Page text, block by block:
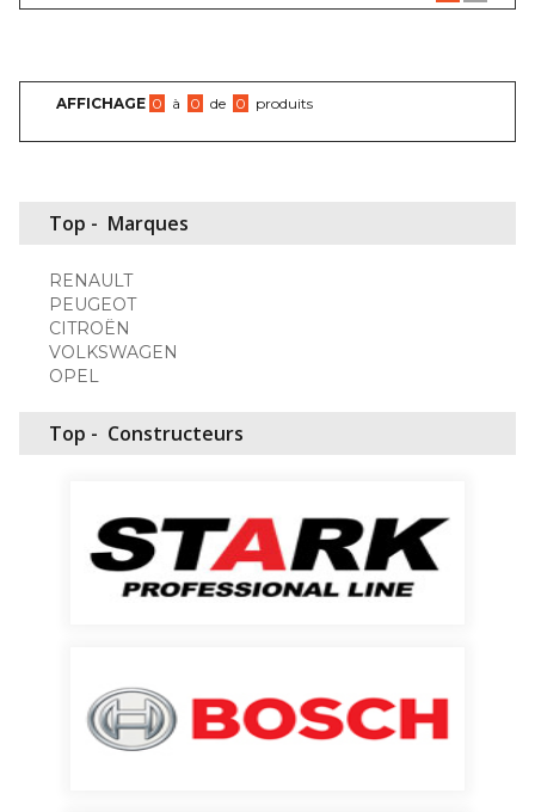
AFFICHAGE 0 à 0 de 0 produits
Top - Marques
RENAULT
PEUGEOT
CITROËN
VOLKSWAGEN
OPEL
Top - Constructeurs